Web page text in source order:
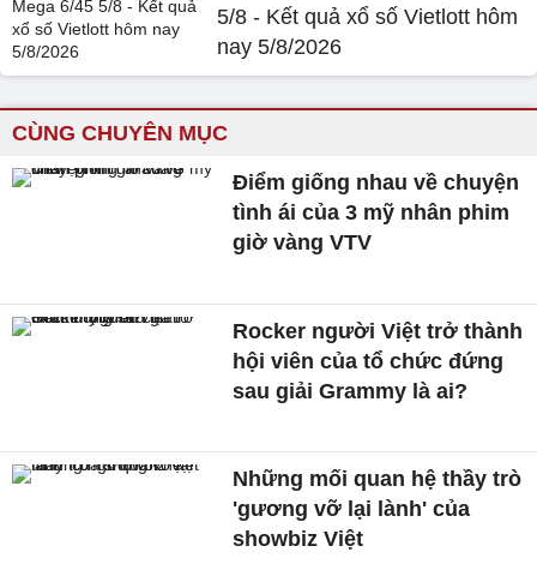
5/8 - Kết quả xổ số Vietlott hôm
nay 5/8/2026
CÙNG CHUYÊN MỤC
Điểm giống nhau về chuyện
tình ái của 3 mỹ nhân phim
giờ vàng VTV
Rocker người Việt trở thành
hội viên của tổ chức đứng
sau giải Grammy là ai?
Những mối quan hệ thầy trò
'gương vỡ lại lành' của
showbiz Việt